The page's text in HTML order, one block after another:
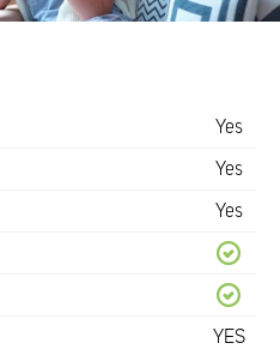
Yes
Yes
Yes
YES